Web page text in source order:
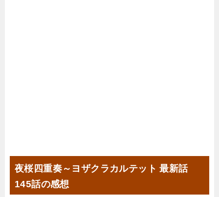
夜桜四重奏～ヨザクラカルテット 最新話
145話の感想